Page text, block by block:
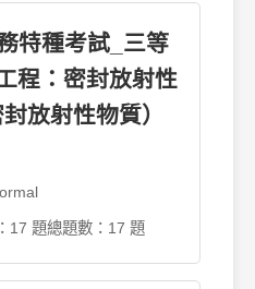
特種考試_三等
程：密封放射性
放射性物質）
17 題總題數：17 題